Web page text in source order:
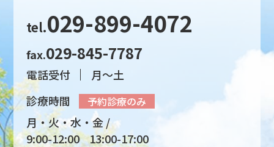
tel.029-899-4072
fax.029-845-7787
電話受付
月～土
診療時間
予約診療のみ
月・火・水・金
9:00-12:00
13:00-17:00